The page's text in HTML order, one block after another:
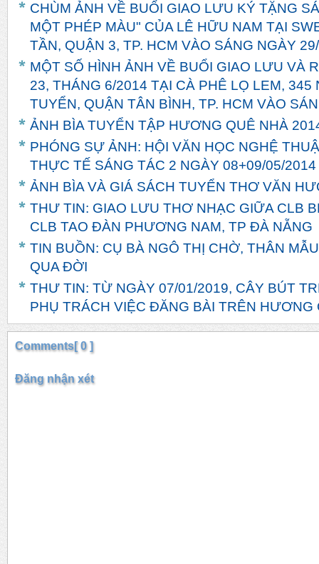
CHÙM ẢNH VỀ BUỔI GIAO LƯU KÝ TẶNG
MỘT PHÉP MÀU" CỦA LÊ HỮU NAM TẠI
TẦN, QUẬN 3, TP. HCM VÀO SÁNG NGÀY
MỘT SỐ HÌNH ẢNH VỀ BUỔI GIAO LƯU VÀ
23, THÁNG 6/2014 TẠI CÀ PHÊ LỌ LEM, 345
TUYỂN, QUẬN TÂN BÌNH, TP. HCM VÀO
ẢNH BÌA TUYỂN TẬP HƯƠNG QUÊ NHÀ
PHÓNG SỰ ẢNH: HỘI VĂN HỌC NGHỆ
THỰC TẾ SÁNG TÁC 2 NGÀY 08+09/05/2014
ẢNH BÌA VÀ GIÁ SÁCH TUYỂN THƠ VĂN
THƯ TIN: GIAO LƯU THƠ NHẠC GIỮA CLB
CLB TAO ĐÀN PHƯƠNG NAM, TP ĐÀ NẴNG
TIN BUỒN: CỤ BÀ NGÔ THỊ CHỜ, THÂN
QUA ĐỜI
THƯ TIN: TỪ NGÀY 07/01/2019, CÂY BÚT
PHỤ TRÁCH VIỆC ĐĂNG BÀI TRÊN HƯƠNG
Comments[ 0 ]
Đăng nhận xét